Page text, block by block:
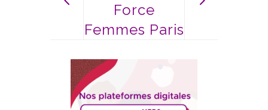
Force
Femmes Paris